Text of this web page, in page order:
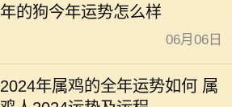
年的狗今年运势怎么样
06月06日
2024年属鸡的全年运势如何 属